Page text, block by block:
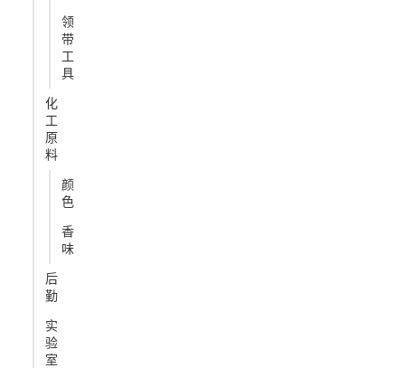
领
带
工
具
化
工
原
料
颜
色
香
味
后
勤
实
验
室